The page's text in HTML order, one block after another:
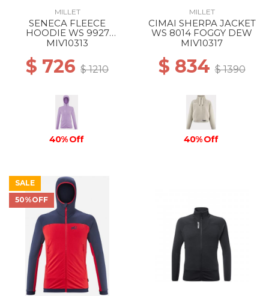
MILLET
SENECA FLEECE
HOODIE WS 9927
VIBRANT VIOLET
MIV10313
$ 726 $ 1210
40% Off
MILLET
CIMAI SHERPA JACKET
WS 8014 FOGGY DEW
MIV10317
$ 834$ 1390
40% Off
SALE
50%OFF